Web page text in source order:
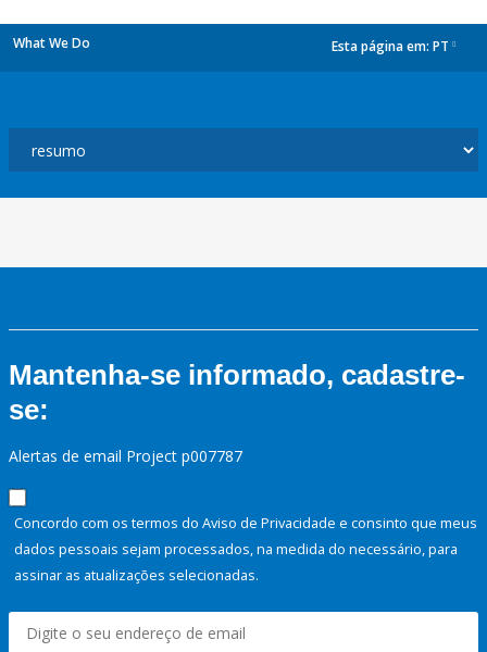
What We Do Esta página em: PT
Mantenha-se informado, cadastre-
se:
Alertas de email Project p007787
Concordo com os termos do Aviso de Privacidade e consinto que meus
dados pessoais sejam processados, na medida do necessário, para
assinar as atualizações selecionadas.